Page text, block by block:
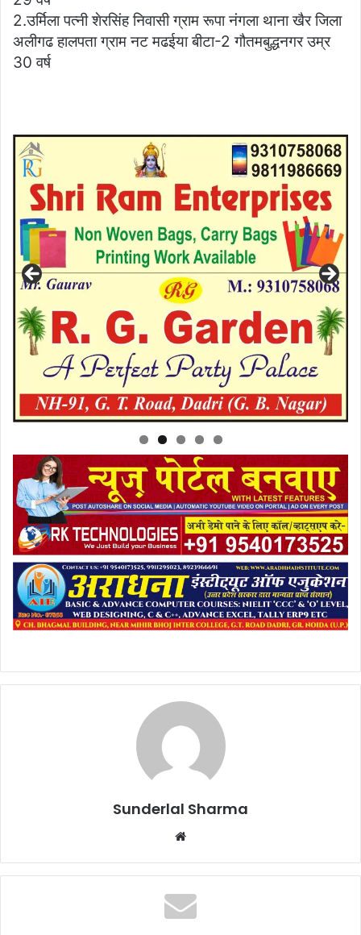
2.उर्मिला पत्नी शेरसिंह निवासी ग्राम रूपा नंगला थाना खैर जिला
अलीगढ हालपता ग्राम नट मढईया बीटा-2 गौतमबुद्धनगर उम्र
30 वर्ष
Sunderlal Sharma
Website